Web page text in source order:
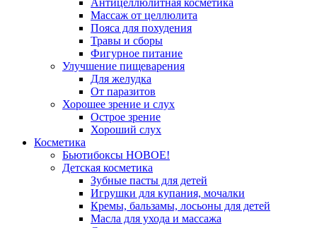
Антицеллюлитная косметика
Массаж от целлюлита
Пояса для похудения
Травы и сборы
Фигурное питание
Улучшение пищеварения
Для желудка
От паразитов
Хорошее зрение и слух
Острое зрение
Хороший слух
Косметика
Бьютибоксы НОВОЕ!
Детская косметика
Зубные пасты для детей
Игрушки для купания, мочалки
Кремы, бальзамы, лосьоны для детей
Масла для ухода и массажа